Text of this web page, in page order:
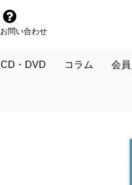
お問い合わせ
CD・DVD コラム 会員